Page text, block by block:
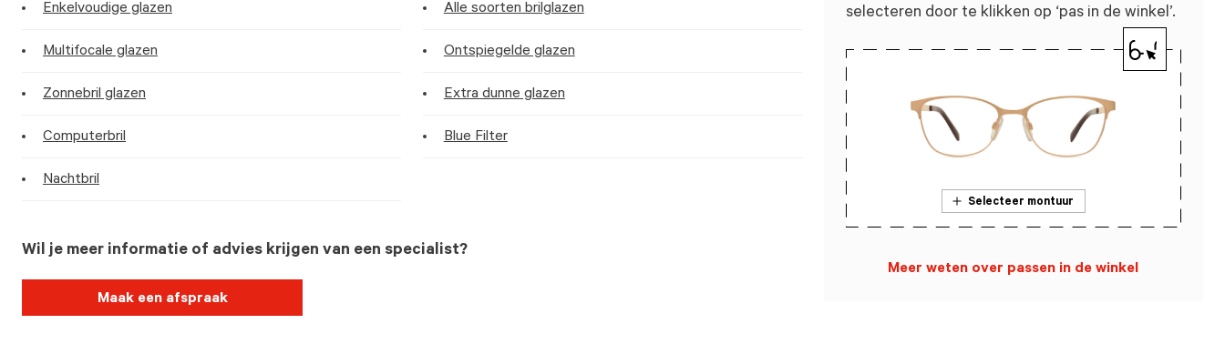
Enkelvoudige glazen
Multifocale glazen
Zonnebril glazen
Computerbril
Nachtbril
Alle soorten brilglazen
Ontspiegelde glazen
Extra dunne glazen
Blue Filter
Wil je meer informatie of advies krijgen van een specialist?
Maak een afspraak
selecteren door te klikken op ‘pas in de winkel’.
Selecteer montuur
Meer weten over passen in de winkel